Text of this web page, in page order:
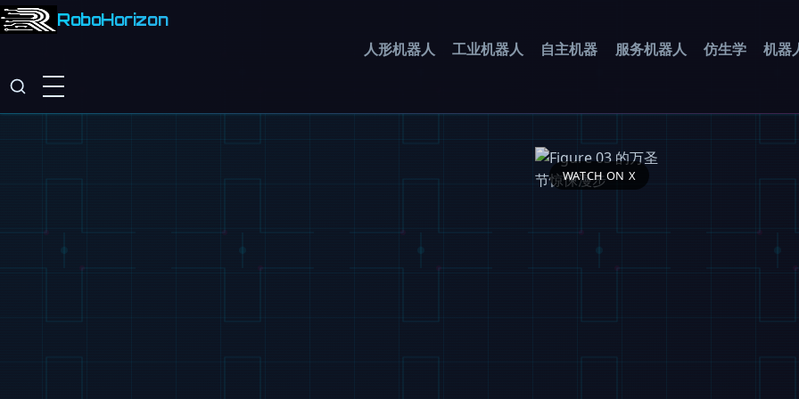
RoboHorizon
人形机器人 工业机器人 自主机器 服务机器人 仿生学 机器
WATCH ON X